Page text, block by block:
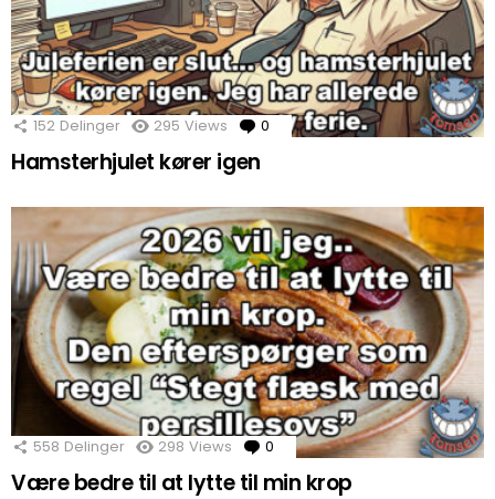
152 Delinger 295 Views 0 Comments
Hamsterhjulet kører igen
558 Delinger 298 Views 0 Comments
Være bedre til at lytte til min krop